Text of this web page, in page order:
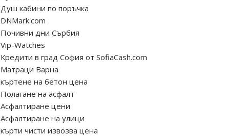
Душ кабини по поръчка
DNMark.com
Почивни дни Сърбия
Vip-Watches
Кредити в град София от SofiaCash.com
Матраци Варна
къртене на бетон цена
Полагане на асфалт
Асфалтиране цени
Асфалтиране на улици
кърти чисти извозва цена